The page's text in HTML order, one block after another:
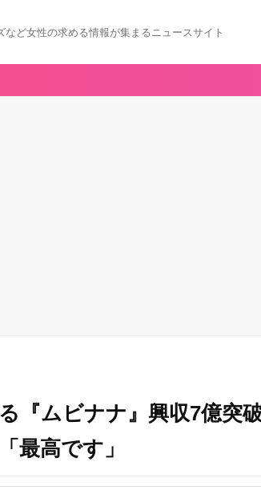
ど女性の求める情報が集まるニュースサイト
『ムビナナ』興収7億突
最高です」